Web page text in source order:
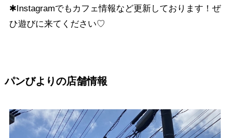
✱Instagramでもカフェ情報など更新しております！ぜ
ひ遊びに来てください♡
パンびよりの店舗情報